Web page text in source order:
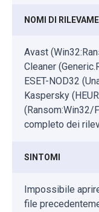
NOMI DI
Avast
Cleaner
ESET-NOD32
Kaspersky
(Ransom:Win32/
completo dei
SINTOMI
Impossibile
file